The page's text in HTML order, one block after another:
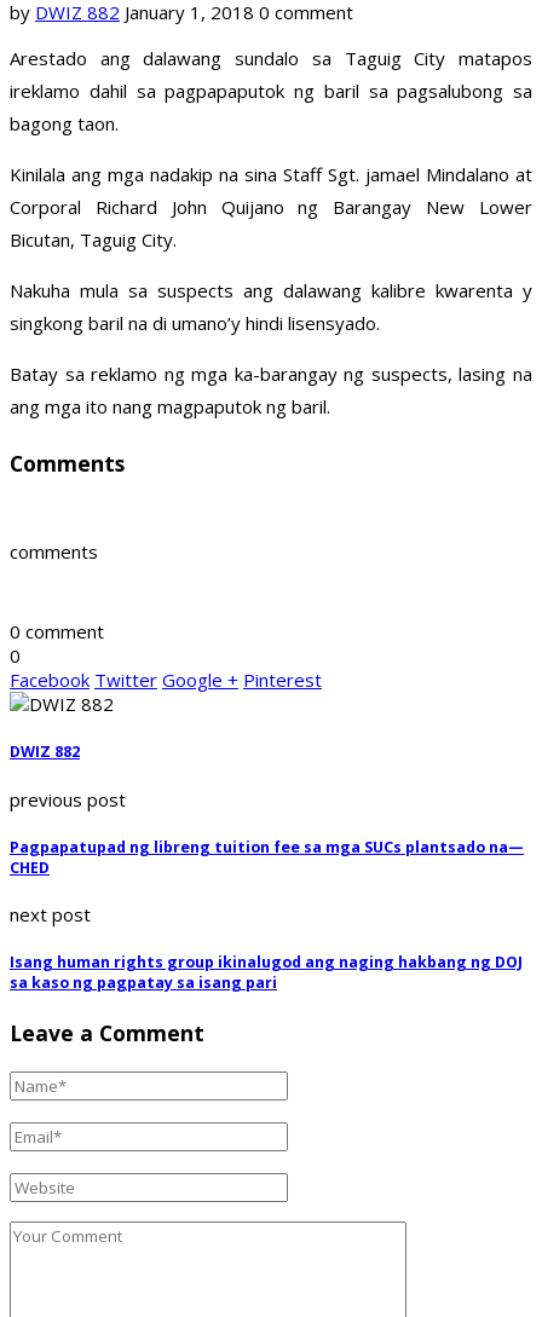
by DWIZ 882 January 1, 2018 0 comment
Arestado ang dalawang sundalo sa Taguig City matapos
ireklamo dahil sa pagpapaputok ng baril sa pagsalubong sa
bagong taon.
Kinilala ang mga nadakip na sina Staff Sgt. jamael Mindalano at
Corporal Richard John Quijano ng Barangay New Lower
Bicutan, Taguig City.
Nakuha mula sa suspects ang dalawang kalibre kwarenta y
singkong baril na di umano’y hindi lisensyado.
Batay sa reklamo ng mga ka-barangay ng suspects, lasing na
ang mga ito nang magpaputok ng baril.
Comments
comments
0 comment
0
Facebook Twitter Google + Pinterest
DWIZ 882
previous post
Pagpapatupad ng libreng tuition fee sa mga SUCs plantsado na—
CHED
next post
Isang human rights group ikinalugod ang naging hakbang ng DOJ
sa kaso ng pagpatay sa isang pari
Leave a Comment